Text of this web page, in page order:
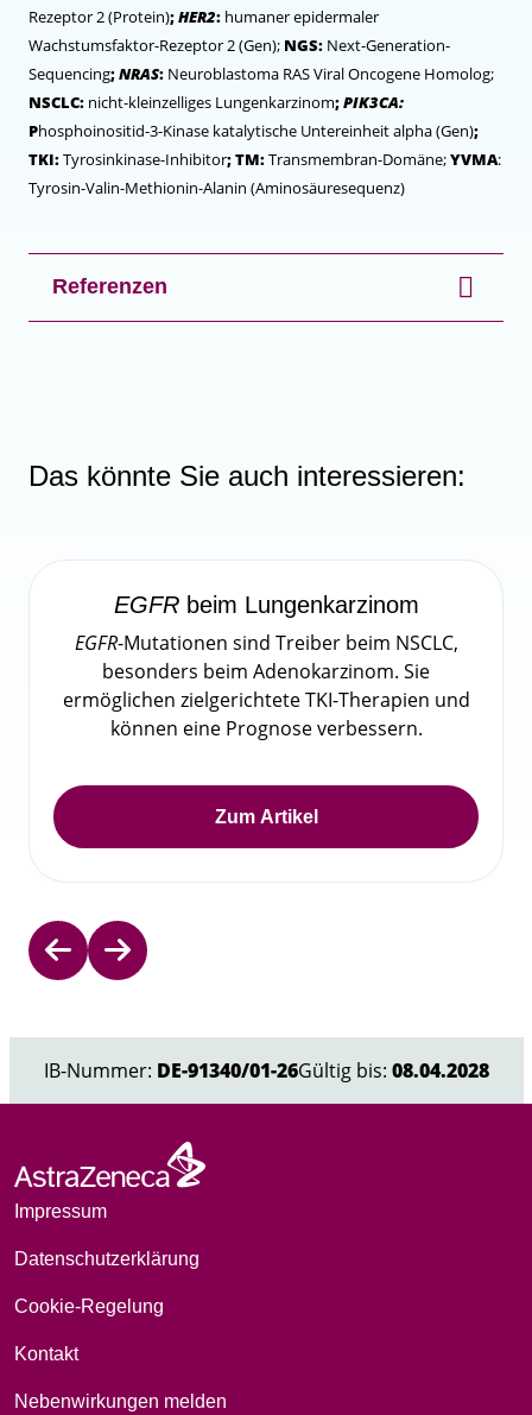
Rezeptor 2 (Protein);HER2: humaner epidermaler
Wachstumsfaktor-Rezeptor 2 (Gen); NGS: Next-Generation-
Sequencing;NRAS: Neuroblastoma RAS Viral Oncogene Homolog;
NSCLC: nicht-kleinzelliges Lungenkarzinom;PIK3CA:
Phosphoinositid-3-Kinase katalytische Untereinheit alpha (Gen);
TKI:Tyrosinkinase-Inhibitor; TM:Transmembran-Domäne;YVMA:
Tyrosin-Valin-Methionin-Alanin (Aminosäuresequenz)
Referenzen
Das könnte Sie auch interessieren:
EGFRbeim Lungenkarzinom
EGFR-Mutationen sind Treiber beim NSCLC,
besonders beim Adenokarzinom. Sie
ermöglichen zielgerichtete TKI-Therapien und
können eine Prognose verbessern.
Zum Artikel
IB-Nummer: DE-91340/01-26Gültig bis: 08.04.2028
Impressum
Datenschutzerklärung
Cookie-Regelung
Kontakt
Nebenwirkungen melden